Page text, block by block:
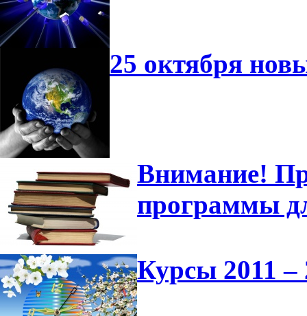
25 октября
Внимание!
программы
Курсы 2011 –